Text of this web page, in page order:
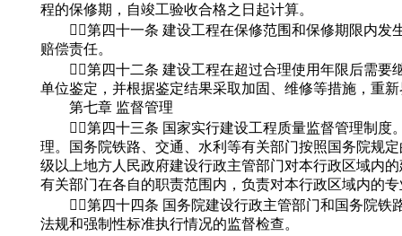
程的保修期，自竣工验收合格之日起计算。
第四十一条 建设工程在保修范围和保修期限内发
赔偿责任。
第四十二条 建设工程在超过合理使用年限后需要
单位鉴定，并根据鉴定结果采取加固、维修等措施，重
第七章 监督管理
第四十三条 国家实行建设工程质量监督管理制度
理。国务院铁路、交通、水利等有关部门按照国务院规
级以上地方人民政府建设行政主管部门对本行政区域内
有关部门在各自的职责范围内，负责对本行政区域内的
第四十四条 国务院建设行政主管部门和国务院铁
法规和强制性标准执行情况的监督检查。